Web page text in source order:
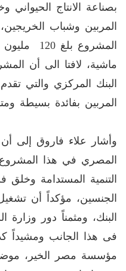
بصناعة الانتاج
المربين وشباب
ماشية، لافتا الى أن
البنك المركزي والتي
المربين بفائدة بسيطة
وأشار علاء فاروق إلى
المصري في هذا
التنمية المستدامة
الجنسين، مؤكداً أن
البنك، ومثمناً دور وزارة
فى هذا الجانب ومشيداً
مؤسسة مصر الخير،